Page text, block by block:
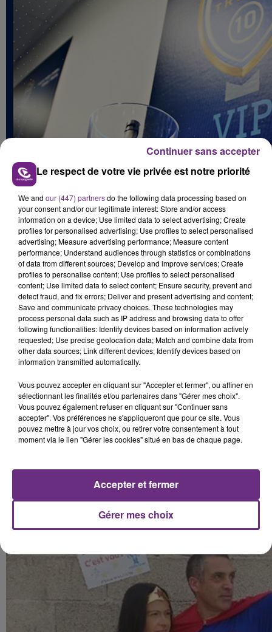
11h10 :
La photo du jour est consacrée à "La confinée" une
course caritative à la maison. 3 km à parcourir chez
vous pour la bonne cause.
Une épreuve à réaliser entre le 15 avril et le 4 mai "en
dansant, en courant, en marchant, en montant des
escaliers peu importe tant que c’est sur votre lieu de
confinement et avec le sourire", précisent les
organisateurs.
5 euros l'inscription, totalement reversés au CHU de
REIMS et à l’association "AU BONHEUR DE SOAN".
Toutes les infosici.
Le respect de votre vie privée est notre priorité
We and our (447) partnersdo the following data processing based on
your consent and/or our legitimate interest: Store and/or access
information on a device; Use limited data to select advertising; Create
profiles for personalised advertising; Use profiles to select personalised
advertising; Measure advertising performance; Measure content
performance; Understand audiences through statistics or combinations
of data from different sources; Develop and improve services; Create
profiles to personalise content; Use profiles to select personalised
content; Use limited data to select content; Ensure security, prevent and
detect fraud, and fix errors; Deliver and present advertising and content;
Save and communicate privacy choices. These technologies may
process personal data such as IP address and browsing data to offer
following functionalities: Identify devices based on information actively
requested; Use precise geolocation data; Match and combine data from
other data sources; Link different devices; Identify devices based on
information transmitted automatically.
Vous pouvez accepter en cliquant sur "Accepter et fermer", ou affiner en
sélectionnant les finalités et/ou partenaires dans "Gérer mes choix".
Vous pouvez également refuser en cliquant sur "Continuer sans
accepter". Vos préférences ne s'appliqueront que pour ce site. Vous
pouvez mettre à jour vos choix, ou retirer votre consentement à tout
moment via le lien "Gérer les cookies" situé en bas de chaque page.
Gérer mes choix
Accepter et fermer
Continuer sans accepter